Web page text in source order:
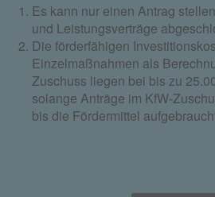
Es kann nur einen Antrag
und Leistungsverträge
Die förderfähigen
Einzelmaßnahmen als
Zuschuss liegen bei bis zu
solange Anträge im KfW-
bis die Fördermittel